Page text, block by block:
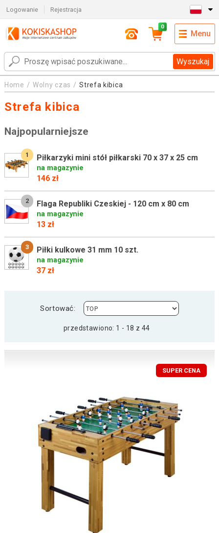
Logowanie Rejestracja
Wyszukaj
0
Menu
Home Wolny czas Strefa kibica
Strefa kibica
Najpopularniejsze
1 Piłkarzyki mini stół piłkarski 70 x 37 x 25 cm
na magazynie
146 zł
2 Flaga Republiki Czeskiej - 120 cm x 80 cm
na magazynie
13 zł
3 Piłki kulkowe 31 mm 10 szt.
na magazynie
37 zł
Sortować:
przedstawiono: 1 - 18 z 44
SUPER CENA